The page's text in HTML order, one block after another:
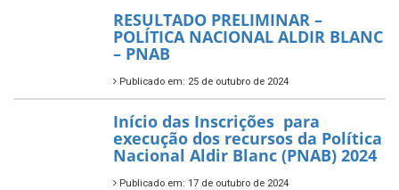
RESULTADO PRELIMINAR –
POLÍTICA NACIONAL ALDIR BLANC
– PNAB
Publicado em: 25 de outubro de 2024
Início das Inscrições para
execução dos recursos da Política
Nacional Aldir Blanc (PNAB) 2024
Publicado em: 17 de outubro de 2024